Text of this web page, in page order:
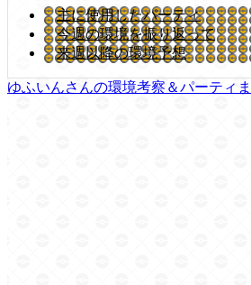
主に使用したパーティ
今週の環境を振り返って
来週以降の環境予想
ゆふいんさんの環境考察＆パーティ